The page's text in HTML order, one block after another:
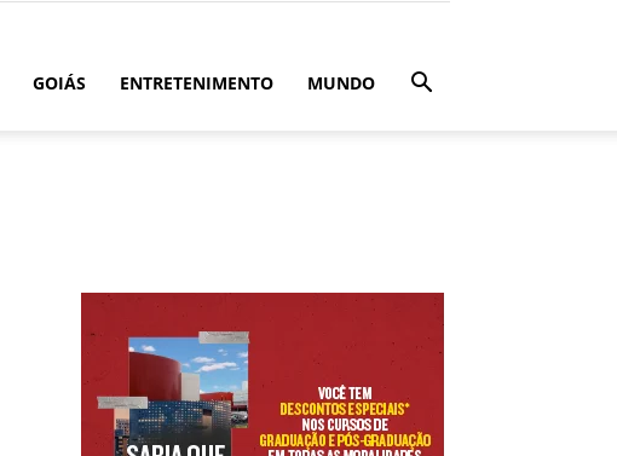
GOIÁS ENTRETENIMENTO MUNDO